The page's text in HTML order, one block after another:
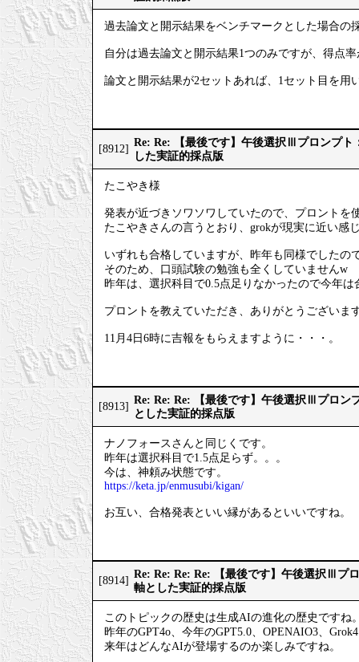
過去論文と開示結果をベンチマークとした場合の
自分は過去論文と開示結果1つのみですが、得点
論文と開示結果が2セットあれば、1セット目を
[8912]
Re: Re: 【最後です】午後選択Ⅲプロンプト
した実証的採点版
たこやき様
発表が近づきソワソワしていたので、プロントを
たこやきさんの言うとおり、grokが現実に近い感
いずれも合格していますが、昨年も同様でしたの
そのため、口頭試験の勉強も全くしていませんw
昨年は、選択科目で0.5点足りなかったので今年
プロントを教えていただき、ありがとうございま
11月4日6時に吉報をもらえますように・・・。
[8913]
Re: Re: Re: 【最後です】午後選択Ⅲプロン
とした実証的採点版
ナノフォースさんと同じくです。
昨年は選択科目で1.5点足らず。。。
今は、神頼み状態です。
https://keta.jp/enmusubi/kigan/
お互い、合格発表といい縁があるといいですね。
[8914]
Re: Re: Re: Re: 【最後です】午後選択Ⅲプ
軸とした実証的採点版
このトピックの歴史は生成AIの進化の歴史ですね
昨年のGPT4o、今年のGPT5.0、OPENAIO3、
来年はどんなAIが登場するのか楽しみですね。